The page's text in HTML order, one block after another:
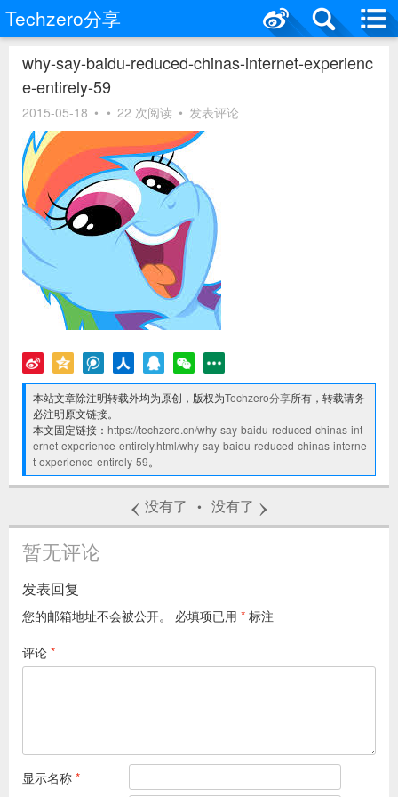
Techzero分享
why-say-baidu-reduced-chinas-internet-experienc
e-entirely-59
2015-05-18 • • 22 次阅读 • 发表评论
本站文章除注明转载外均为原创，版权为Techzero分享所有，转载请务
必注明原文链接。
本文固定链接：https://techzero.cn/why-say-baidu-reduced-chinas-int
ernet-experience-entirely.html/why-say-baidu-reduced-chinas-interne
t-experience-entirely-59。
‹ 没有了 • 没有了 ›
暂无评论
发表回复
您的邮箱地址不会被公开。 必填项已用 * 标注
评论 *
显示名称 *